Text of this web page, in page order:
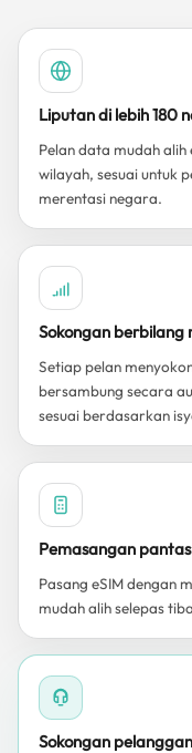
Liputan di lebih 180
Pelan data mudah alih
wilayah, sesuai untuk
merentasi negara.
Sokongan berbilang
Setiap pelan
bersambung secara
sesuai berdasarkan
Pemasangan
Pasang eSIM dengan
mudah alih selepas
Sokongan